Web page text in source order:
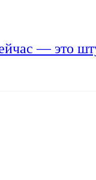
— это